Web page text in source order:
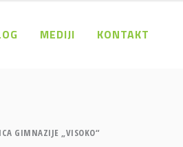
MEDIJI KONTAKT
GIMNAZIJE „VISOKO“